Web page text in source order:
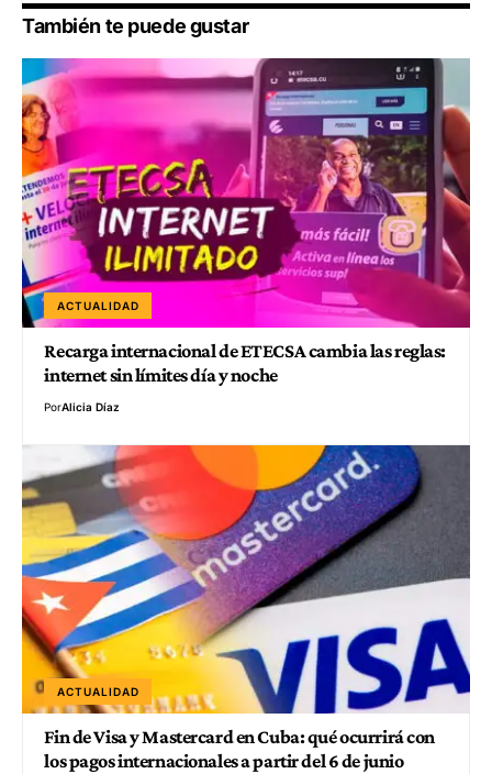
También te puede gustar
ACTUALIDAD
Recarga internacional de ETECSA cambia las reglas:
internet sin límites día y noche
PorAlicia Díaz
ACTUALIDAD
Fin de Visa y Mastercard en Cuba: qué ocurrirá con
los pagos internacionales a partir del 6 de junio